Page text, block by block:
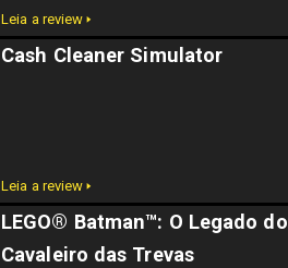
Leia a review 🢒
Cash Cleaner Simulator
Leia a review 🢒
LEGO® Batman™: O Legado do
Cavaleiro das Trevas